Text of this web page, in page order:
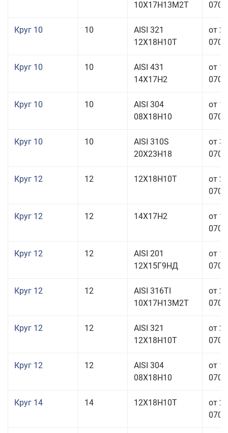
10Х17Н13М2Т
Круг 10 10
AISI 321
12Х18Н10Т
от
Круг 10 10
AISI 431
14Х17Н2
от
Круг 10 10
AISI 304
08Х18Н10
от
Круг 10 10
AISI 310S
20Х23Н18
от
Круг 12 12 12Х18Н10Т
от
Круг 12 12 14Х17Н2
от
Круг 12 12
AISI 201
12Х15Г9НД
от
Круг 12 12
AISI 316TI
10Х17Н13М2Т
от
Круг 12 12
AISI 321
12Х18Н10Т
от
Круг 12 12
AISI 304
08Х18Н10
от
Круг 14 14 12Х18Н10Т
от